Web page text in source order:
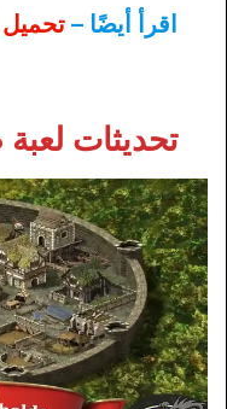
اقرأ أيضًا – تحميل
تحديثات لعبة